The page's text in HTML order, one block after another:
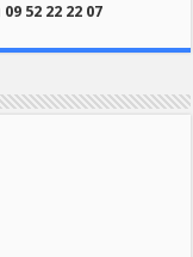
09 52 22 22 07